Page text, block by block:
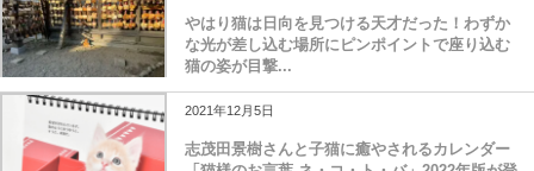
やはり猫は日向を見つける天才だった！わずか
な光が差し込む場所にピンポイントで座り込む
猫の姿が目撃...
2021年12月5日
志茂田景樹さんと子猫に癒やされるカレンダー